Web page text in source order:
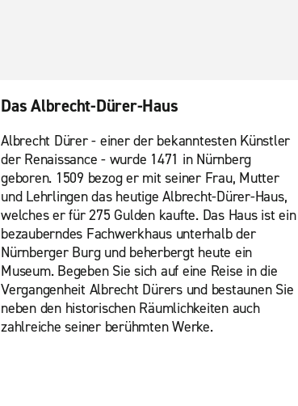
Das Albrecht-Dürer-Haus
Albrecht Dürer - einer der bekanntesten Künstler
der Renaissance - wurde 1471 in Nürnberg
geboren. 1509 bezog er mit seiner Frau, Mutter
und Lehrlingen das heutige Albrecht-Dürer-Haus,
welches er für 275 Gulden kaufte. Das Haus ist ein
bezauberndes Fachwerkhaus unterhalb der
Nürnberger Burg und beherbergt heute ein
Museum. Begeben Sie sich auf eine Reise in die
Vergangenheit Albrecht Dürers und bestaunen Sie
neben den historischen Räumlichkeiten auch
zahlreiche seiner berühmten Werke.